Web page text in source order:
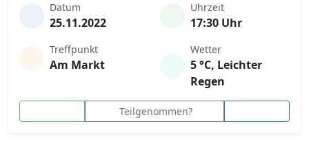
Datum
25.11.2022
Uhrzeit
17:30 Uhr
Treffpunkt
Am Markt
Wetter
5 °C, Leichter
Regen
Teilgenommen?